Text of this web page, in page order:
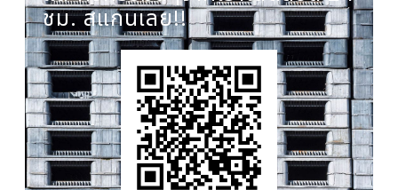
ชม. สแกนเลย!!